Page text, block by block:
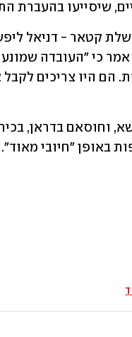
שיסייעו בהעברת
באופן "חיובי מאוד".